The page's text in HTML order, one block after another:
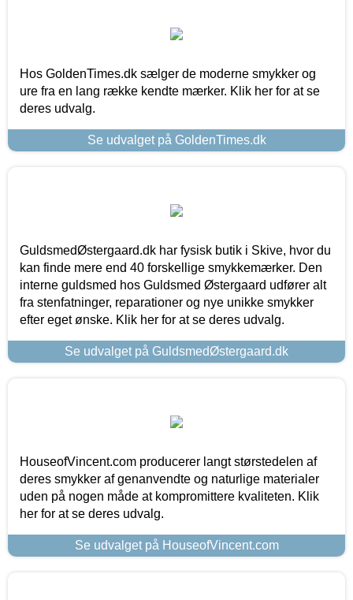
Hos GoldenTimes.dk sælger de moderne smykker og
ure fra en lang række kendte mærker. Klik her for at se
deres udvalg.
Se udvalget på GoldenTimes.dk
GuldsmedØstergaard.dk har fysisk butik i Skive, hvor du
kan finde mere end 40 forskellige smykkemærker. Den
interne guldsmed hos Guldsmed Østergaard udfører alt
fra stenfatninger, reparationer og nye unikke smykker
efter eget ønske. Klik her for at se deres udvalg.
Se udvalget på GuldsmedØstergaard.dk
HouseofVincent.com producerer langt størstedelen af
deres smykker af genanvendte og naturlige materialer
uden på nogen måde at kompromittere kvaliteten. Klik
her for at se deres udvalg.
Se udvalget på HouseofVincent.com